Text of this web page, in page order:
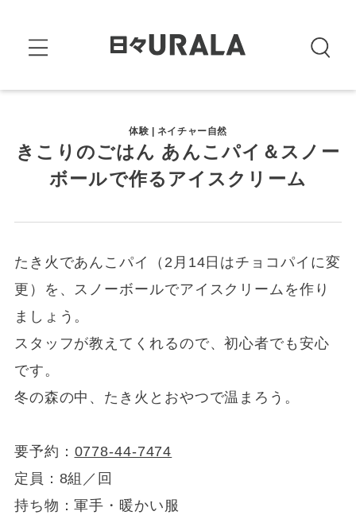
体験 | ネイチャー自然
きこりのごはん あんこパイ＆スノー
ボールで作るアイスクリーム
たき火であんこパイ（2月14日はチョコパイに変
更）を、スノーボールでアイスクリームを作り
ましょう。
スタッフが教えてくれるので、初心者でも安心
です。
冬の森の中、たき火とおやつで温まろう。
要予約： 0778-44-7474
定員：8組／回
持ち物：軍手・暖かい服